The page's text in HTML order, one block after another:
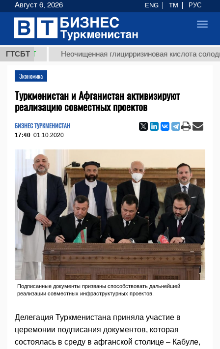
ГТСБТ Неочищенная глицирризиновая кислота солодкового
Экономика
Туркменистан и Афганистан активизируют
реализацию совместных проектов
БИЗНЕС ТУРКМЕНИСТАН
17:40 01.10.2020
Подписанные документы призваны способствовать дальнейшей
реализации совместных инфраструктурных проектов.
Делегация Туркменистана приняла участие в
церемонии подписания документов, которая
состоялась в среду в афганской столице – Кабуле,
Август 6, 2026 ENG TM РУС